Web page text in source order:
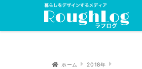
ホーム 2018年